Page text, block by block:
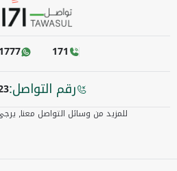
171
رقم التواصل:
للمزيد من وسائل التواصل معنا٫ يرجى زيارة صفحة "اتصل بنا"